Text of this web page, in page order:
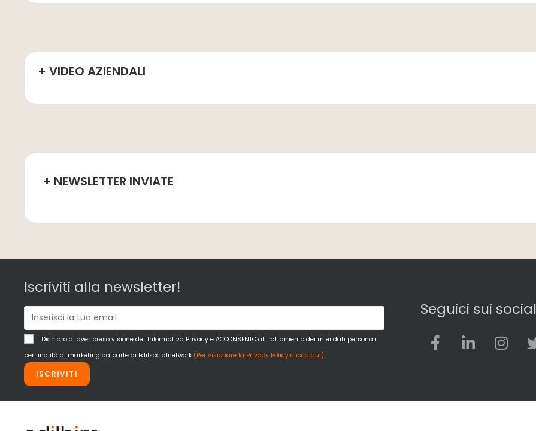
+ VIDEO AZIENDALI
+ NEWSLETTER INVIATE
Iscriviti alla newsletter!
Dichiaro di aver preso visione dell'Informativa Privacy e ACCONSENTO al trattamento dei miei dati personali
per finalità di marketing da parte di Edilsocialnetwork (Per visionare la Privacy Policy clicca qui).
ISCRIVITI
Seguici sui social